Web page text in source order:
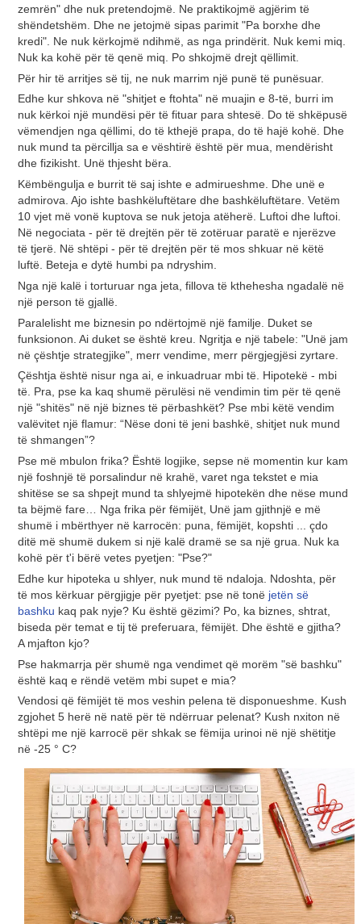
zemrën" dhe nuk pretendojmë. Ne praktikojmë agjërim të
shëndetshëm. Dhe ne jetojmë sipas parimit "Pa borxhe dhe
kredi". Ne nuk kërkojmë ndihmë, as nga prindërit. Nuk kemi miq.
Nuk ka kohë për të qenë miq. Po shkojmë drejt qëllimit.
Për hir të arritjes së tij, ne nuk marrim një punë të punësuar.
Edhe kur shkova në "shitjet e ftohta" në muajin e 8-të, burri im
nuk kërkoi një mundësi për të fituar para shtesë. Do të shkëpusë
vëmendjen nga qëllimi, do të kthejë prapa, do të hajë kohë. Dhe
nuk mund ta përcillja sa e vështirë është për mua, mendërisht
dhe fizikisht. Unë thjesht bëra.
Këmbëngulja e burrit të saj ishte e admirueshme. Dhe unë e
admirova. Ajo ishte bashkëluftëtare dhe bashkëluftëtare. Vetëm
10 vjet më vonë kuptova se nuk jetoja atëherë. Luftoi dhe luftoi.
Në negociata - për të drejtën për të zotëruar paratë e njerëzve
të tjerë. Në shtëpi - për të drejtën për të mos shkuar në këtë
luftë. Beteja e dytë humbi pa ndryshim.
Nga një kalë i torturuar nga jeta, fillova të kthehesha ngadalë në
një person të gjallë.
Paralelisht me biznesin po ndërtojmë një familje. Duket se
funksionon. Ai duket se është kreu. Ngritja e një tabele: "Unë jam
në çështje strategjike", merr vendime, merr përgjegjësi zyrtare.
Çështja është nisur nga ai, e inkuadruar mbi të. Hipotekë - mbi
të. Pra, pse ka kaq shumë përulësi në vendimin tim për të qenë
një "shitës" në një biznes të përbashkët? Pse mbi këtë vendim
valëvitet një flamur: “Nëse doni të jeni bashkë, shitjet nuk mund
të shmangen”?
Pse më mbulon frika? Është logjike, sepse në momentin kur kam
një foshnjë të porsalindur në krahë, varet nga tekstet e mia
shitëse se sa shpejt mund ta shlyejmë hipotekën dhe nëse mund
ta bëjmë fare… Nga frika për fëmijët, Unë jam gjithnjë e më
shumë i mbërthyer në karrocën: puna, fëmijët, kopshti ... çdo
ditë më shumë dukem si një kalë dramë se sa një grua. Nuk ka
kohë për t'i bërë vetes pyetjen: "Pse?"
Edhe kur hipoteka u shlyer, nuk mund të ndaloja. Ndoshta, për
të mos kërkuar përgjigje për pyetjet: pse në tonë jetën së
bashku kaq pak nyje? Ku është gëzimi? Po, ka biznes, shtrat,
biseda për temat e tij të preferuara, fëmijët. Dhe është e gjitha?
A mjafton kjo?
Pse hakmarrja për shumë nga vendimet që morëm "së bashku"
është kaq e rëndë vetëm mbi supet e mia?
Vendosi që fëmijët të mos veshin pelena të disponueshme. Kush
zgjohet 5 herë në natë për të ndërruar pelenat? Kush nxiton në
shtëpi me një karrocë për shkak se fëmija urinoi në një shëtitje
në -25 ° C?